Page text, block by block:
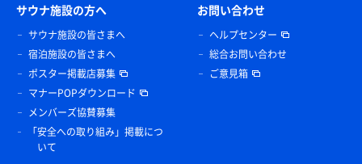
サウナ施設の方へ
サウナ施設の皆さまへ
宿泊施設の皆さまへ
ポスター掲載店募集
マナーPOPダウンロード
メンバーズ協賛募集
「安全への取り組み」掲載につ
いて
お問い合わせ
ヘルプセンター
総合お問い合わせ
ご意見箱